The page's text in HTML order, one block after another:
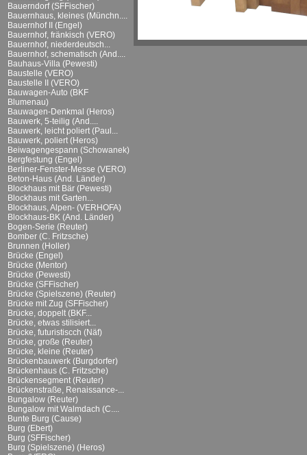
Bauerndorf (SFFischer)
Bauernhaus, kleines (Münchn....
Bauernhof II (Engel)
Bauernhof, fränkisch (VERO)
Bauernhof, niederdeutsch...
Bauernhof, schematisch (And....
Bauhaus-Villa (Pewesti)
Baustelle (VERO)
Baustelle II (VERO)
Bauwagen-Auto (BKF
Blumenau)
Bauwagen-Denkmal (Heros)
Bauwerk, 5-teilig (And....
Bauwerk, leicht poliert (Paul...
Bauwerk, poliert (Heros)
Beiwagengespann (Schowanek)
Bergfestung (Engel)
Berliner-Fenster-Messe (VERO)
Beton-Haus (And. Länder)
Blockhaus mit Bär (Pewesti)
Blockhaus mit Garten...
Blockhaus, Alpen- (VERHOFA)
Blockhaus-BK (And. Länder)
Bogen-Serie (Reuter)
Bomber (C. Fritzsche)
Brunnen (Holler)
Brücke (Engel)
Brücke (Mentor)
Brücke (Pewesti)
Brücke (SFFischer)
Brücke (Spielszene) (Reuter)
Brücke mit Zug (SFFischer)
Brücke, doppelt (BKF...
Brücke, etwas stilisiert...
Brücke, futuristiscch (Näf)
Brücke, große (Reuter)
Brücke, kleine (Reuter)
Brückenbauwerk (Burgdorfer)
Brückenhaus (C. Fritzsche)
Brückensegment (Reuter)
Brückenstraße, Renaissance-...
Bungalow (Reuter)
Bungalow mit Walmdach (C....
Bunte Burg (Cause)
Burg (Ebert)
Burg (SFFischer)
Burg (Spielszene) (Heros)